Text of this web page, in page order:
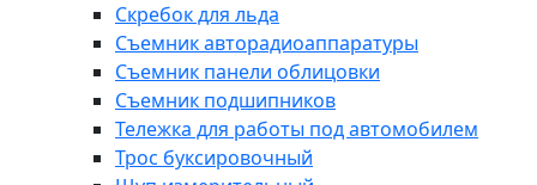
Скребок для льда
Съемник авторадиоаппаратуры
Съемник панели облицовки
Съемник подшипников
Тележка для работы под автомобилем
Трос буксировочный